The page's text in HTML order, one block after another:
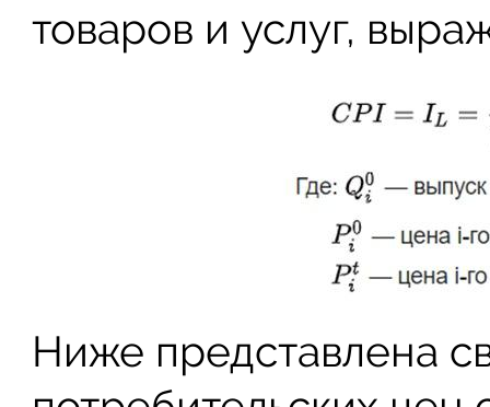
товаров и услуг,
Ниже представлена